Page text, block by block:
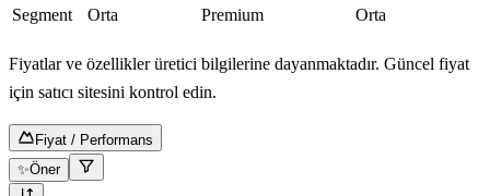
Segment Orta Premium Orta
Fiyatlar ve özellikler üretici bilgilerine dayanmaktadır. Güncel fiyat
için satıcı sitesini kontrol edin.
Fiyat / Performans
✨Öner